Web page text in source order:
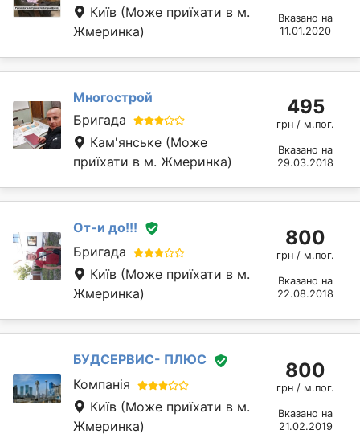
Київ (Може приїхати в м.
Жмеринка)
Вказано на
11.01.2020
Многострой
Бригада
Кам'янське (Може
приїхати в м. Жмеринка)
495
грн / м.пог.
Вказано на
29.03.2018
От-и до!!!
Бригада
Київ (Може приїхати в м.
Жмеринка)
800
грн / м.пог.
Вказано на
22.08.2018
БУДСЕРВИС- ПЛЮС
Компанія
Київ (Може приїхати в м.
Жмеринка)
800
грн / м.пог.
Вказано на
21.02.2019